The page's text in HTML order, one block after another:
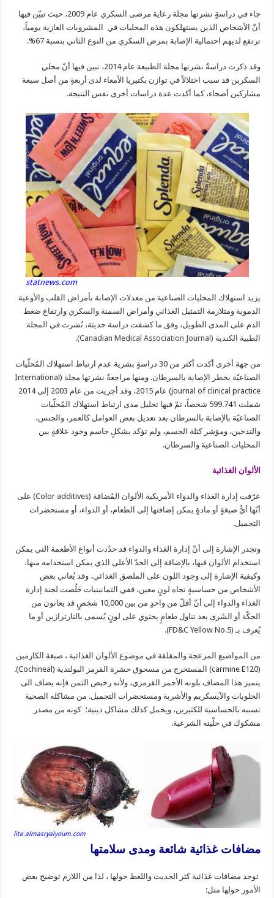
جاء في دراسةٍ نشرتها مجلة رعاية مرضى السكري عام 2009، حيث تبيّن فيها
أنّ الأشخاص الذين يستهلكون هذه المحليات في المشروبات الغازية يومياً،
ترتفع لديهم احتمالية الإصابة بمرض السكري من النوع الثاني بنسبة 67%.
وقد ذكرت دراسةٌ نشرتها مجلة الطبيعة عام 2014، تبين فيها أنّ محلي
السكرين قد سبب اختلالاً في توازن بكتيريا الأمعاء لدى أربعةٍ من أصل سبعة
مشاركين أصحاء، كما أكدت عدة دراسات أخرى نفس النتيجة.
statnews.com
يزيد استهلاك المحليات الصناعية من معدلات الإصابة بأمراض القلب والأوعية
الدموية ومتلازمة التمثيل الغذائي وأمراض السمنة والسكري وارتفاع ضغط
الدم على المدى الطويل، وفق ما كشفت دراسة حديثة، نُشرت في المجلة
الطبية الكندية (Canadian Medical Association Journal)
.
من جهة أخرى أكدت أكثر من 30 دراسةٍ بشرية عدم ارتباط استهلاك المُحلّيات
الصناعيّة بخطر الإصابة بالسرطان. ومنها مراجعةٌ نشرتها مجلة (International
journal of clinical practice) عام 2015، وقد أجريت من عام 2003 إلى 2014
شملت 599.741 شخصاً، تمّ فيها تحليل مدى ارتباط استهلاك المُحلّيات
الصناعيّة بالإصابة بالسرطان بعد تعديل بعض العوامل كالعمر، والجنس،
والتدخين، ومؤشر كتلة الجسم، ولم تؤكد بشكلٍ حاسم وجود علاقةٍ بين
المحليات الصناعية والسرطان.
الألوان الغذائية
عرّفت إدارة الغذاء والدواء الأمريكية الألوان المُضافة (Color additives) على
أنّها أيُّ صبغةٍ أو مادةٍ يمكن إضافتها إلى الطعام، أو الدواء، أو مستحضرات
التجميل.
وتجدر الإشارة إلى أنّ إدارة الغذاء والدواء قد حدّدت أنواع الأطعمة التي يمكن
استخدام الألوان فيها، بالإضافة إلى الحدّ الأعلى الذي يمكن استخدامه منها،
وكيفية الإشارة إلى وجود اللون على الملصق الغذائي، وقد يُعاني بعض
الأشخاص من حساسيةٍ تجاه لونٍ معين، ففي الثمانينيات خَلُصت لجنة إدارة
الغذاء والدواء إلى أنّ أقلّ من واحدٍ من بين 10,000 شخصٍ قد يعانون من
الحكّة أو الشَرى بعد تناول طعامٍ يحتوي على لونٍ يُسمى بالتارترازين أو ما
يُعرف بـ (FD&C Yellow No.5).
من المواضيع المزعجة والمقلقة في موضوع الألوان الغذائية ، صبغة الكارمين
(carmine E120) المستخرج من مسحوق حشرة القرمز البولندية (Cochineal).
يتميز هذا المضاف بلونه الأحمر القرمزي، ولأنه رخيص الثمن فإنه يضاف الى
الحلويات والآيسكريم والأشربة ومستحضرات التجميل. من مشاكله الصحية
تسببه بالحساسية للكثيرين، ويحمل كذلك مشاكل دينية؛ كونه من مصدر
مشكوك في حلّيته الشرعية.
lite.almasryalyoum.com
مضافات غذائية شائعة ومدى سلامتها
توجد مضافات غذائية كثر الحديث واللغط حولها ، لذا من اللازم توضيح بعض
الأمور حولها مثل: